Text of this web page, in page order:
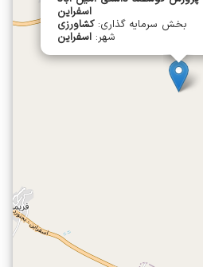
اسفراین
بخش سرمایه گذاری:کشاورزی
شهر: اسفراین